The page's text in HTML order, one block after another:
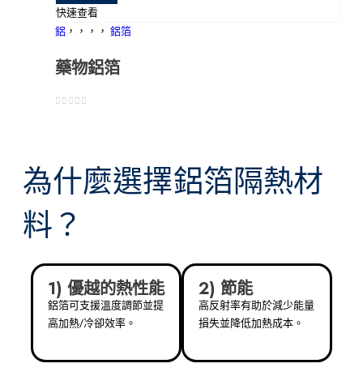
快速查看
鋁 ，，，， 鋁箔
藥物鋁箔
為什麼選擇鋁箔隔熱材
料？
1) 優越的熱性能
鋁箔可支援溫度調節並提
高加熱/冷卻效率。
2) 節能
高反射率有助於減少能量
損失並降低加熱成本。